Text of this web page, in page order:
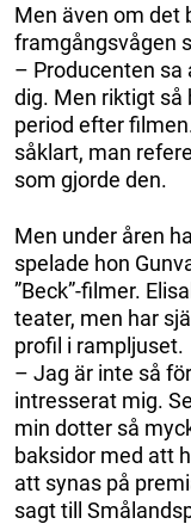
Men även om det
framgångsvågen
– Producenten sa
dig. Men riktigt så
period efter
såklart, man
som gjorde den.
Men under åren
spelade hon
”Beck”-filmer.
teater, men har
profil i rampljuset.
– Jag är inte så
intresserat mig.
min dotter så
baksidor med att
att synas på
sagt till